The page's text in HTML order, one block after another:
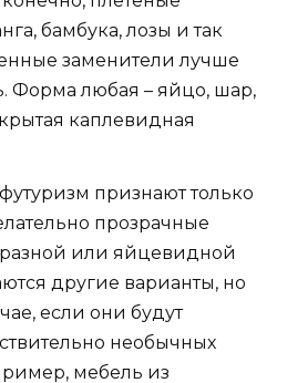
бамбука, лозы и так
заменители лучше
Форма любая – яйцо, шар,
каплевидная
признают только
прозрачные
или яйцевидной
другие варианты, но
если они будут
необычных
мебель из